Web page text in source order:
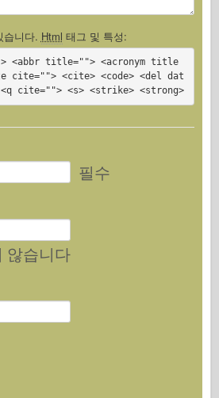
니다. Html 태그 및 특성:
<abbr title=""> <acronym title
cite=""> <cite> <code> <del dat
<q cite=""> <s> <strike> <strong>
필수
않습니다